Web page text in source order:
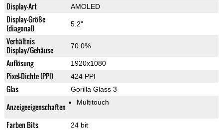
Display-Art AMOLED
Display-Größe
(diagonal)
5.2"
Verhältnis
Display/Gehäuse
70.0%
Auflösung 1920x1080
Pixel-Dichte (PPI) 424 PPI
Glas Gorilla Glass 3
Anzeigeeigenschaften Multitouch
Farben Bits 24 bit